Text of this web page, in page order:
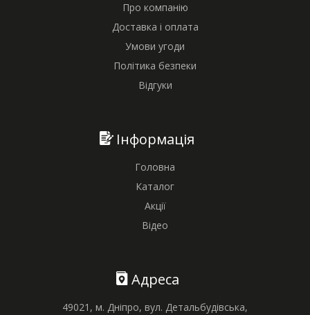
Про компанію
Доставка і оплата
Умови угоди
Політика безпеки
Відгуки
Інформація
Головна
Каталог
Акції
Відео
Адреса
49021, м. Дніпро, вул. Детальбудівська,